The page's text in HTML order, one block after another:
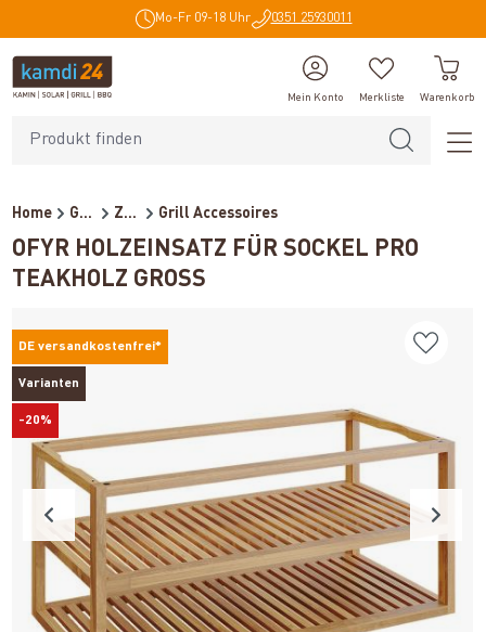
Mo-Fr 09-18 Uhr 0351 25930011
Mein Konto Merkliste Warenkorb
Home Grillzubehör Zubehör Grill Accessoires
OFYR HOLZEINSATZ FÜR SOCKEL PRO
TEAKHOLZ GROSS
DE versandkostenfrei*
Varianten
-20%